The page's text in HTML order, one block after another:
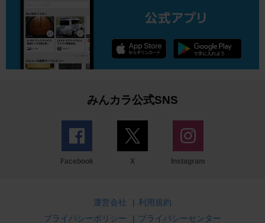
みんカラ公式SNS
Facebook X Instagram
運営会社 | 利用規約
プライバシーポリシー
| プライバシーセンター